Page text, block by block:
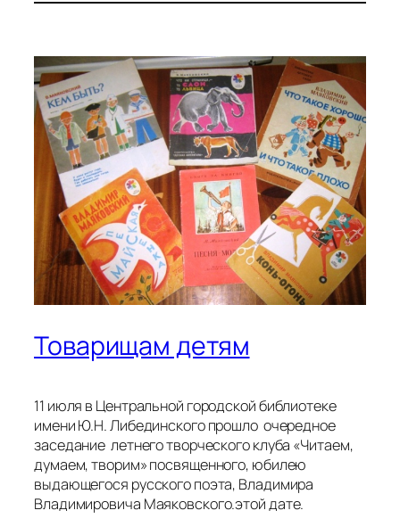
Товарищам детям
11 июля в Центральной городской библиотеке
имени Ю.Н. Либединского прошло очередное
заседание летнего творческого клуба «Читаем,
думаем, творим» посвященного, юбилею
выдающегося русского поэта, Владимира
Владимировича Маяковского.этой дате.